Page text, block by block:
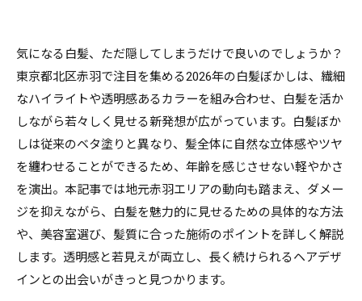
気になる白髪、ただ隠してしまうだけで良いのでしょうか？
東京都北区赤羽で注目を集める2026年の白髪ぼかしは、繊細
なハイライトや透明感あるカラーを組み合わせ、白髪を活か
しながら若々しく見せる新発想が広がっています。白髪ぼか
しは従来のベタ塗りと異なり、髪全体に自然な立体感やツヤ
を纏わせることができるため、年齢を感じさせない軽やかさ
を演出。本記事では地元赤羽エリアの動向も踏まえ、ダメー
ジを抑えながら、白髪を魅力的に見せるための具体的な方法
や、美容室選び、髪質に合った施術のポイントを詳しく解説
します。透明感と若見えが両立し、長く続けられるヘアデザ
インとの出会いがきっと見つかります。